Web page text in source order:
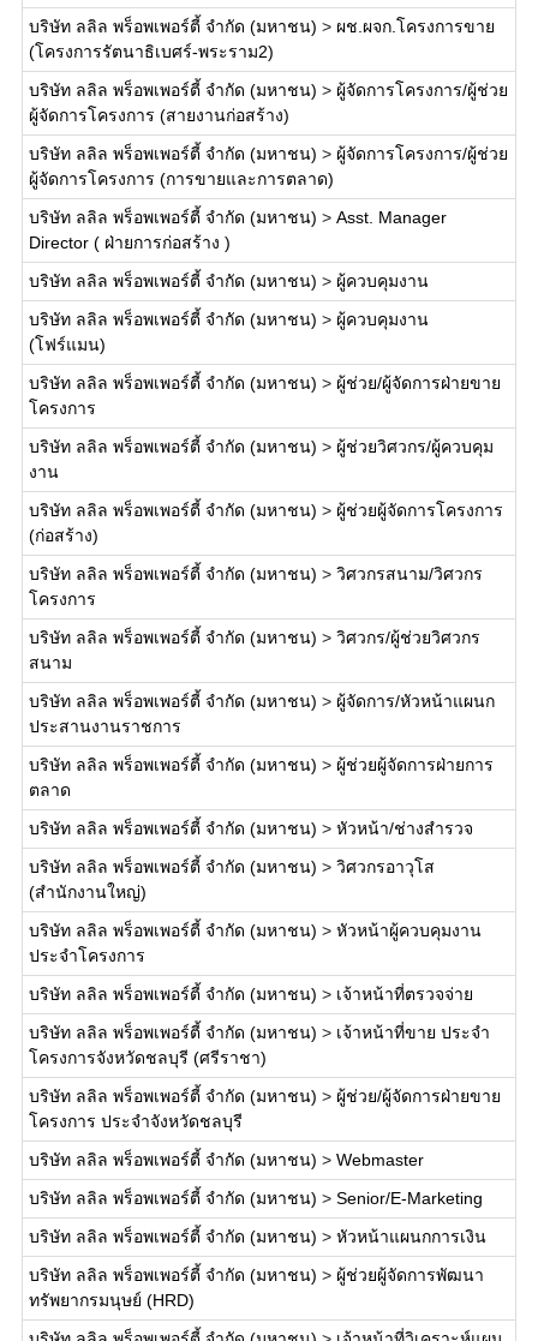
บริษัท ลลิล พร็อพเพอร์ตี้ จำกัด (มหาชน) > ผช.ผจก.โครงการขาย
(โครงการรัตนาธิเบศร์-พระราม2)
บริษัท ลลิล พร็อพเพอร์ตี้ จำกัด (มหาชน) > ผู้จัดการโครงการ/ผู้ช่วย
ผู้จัดการโครงการ (สายงานก่อสร้าง)
บริษัท ลลิล พร็อพเพอร์ตี้ จำกัด (มหาชน) > ผู้จัดการโครงการ/ผู้ช่วย
ผู้จัดการโครงการ (การขายและการตลาด)
บริษัท ลลิล พร็อพเพอร์ตี้ จำกัด (มหาชน) > Asst. Manager
Director ( ฝ่ายการก่อสร้าง )
บริษัท ลลิล พร็อพเพอร์ตี้ จำกัด (มหาชน) > ผู้ควบคุมงาน
บริษัท ลลิล พร็อพเพอร์ตี้ จำกัด (มหาชน) > ผู้ควบคุมงาน
(โฟร์แมน)
บริษัท ลลิล พร็อพเพอร์ตี้ จำกัด (มหาชน) > ผู้ช่วย/ผู้จัดการฝ่ายขาย
โครงการ
บริษัท ลลิล พร็อพเพอร์ตี้ จำกัด (มหาชน) > ผู้ช่วยวิศวกร/ผู้ควบคุม
งาน
บริษัท ลลิล พร็อพเพอร์ตี้ จำกัด (มหาชน) > ผู้ช่วยผู้จัดการโครงการ
(ก่อสร้าง)
บริษัท ลลิล พร็อพเพอร์ตี้ จำกัด (มหาชน) > วิศวกรสนาม/วิศวกร
โครงการ
บริษัท ลลิล พร็อพเพอร์ตี้ จำกัด (มหาชน) > วิศวกร/ผู้ช่วยวิศวกร
สนาม
บริษัท ลลิล พร็อพเพอร์ตี้ จำกัด (มหาชน) > ผู้จัดการ/หัวหน้าแผนก
ประสานงานราชการ
บริษัท ลลิล พร็อพเพอร์ตี้ จำกัด (มหาชน) > ผู้ช่วยผู้จัดการฝ่ายการ
ตลาด
บริษัท ลลิล พร็อพเพอร์ตี้ จำกัด (มหาชน) > หัวหน้า/ช่างสำรวจ
บริษัท ลลิล พร็อพเพอร์ตี้ จำกัด (มหาชน) > วิศวกรอาวุโส
(สำนักงานใหญ่)
บริษัท ลลิล พร็อพเพอร์ตี้ จำกัด (มหาชน) > หัวหน้าผู้ควบคุมงาน
ประจำโครงการ
บริษัท ลลิล พร็อพเพอร์ตี้ จำกัด (มหาชน) > เจ้าหน้าที่ตรวจจ่าย
บริษัท ลลิล พร็อพเพอร์ตี้ จำกัด (มหาชน) > เจ้าหน้าที่ขาย ประจำ
โครงการจังหวัดชลบุรี (ศรีราชา)
บริษัท ลลิล พร็อพเพอร์ตี้ จำกัด (มหาชน) > ผู้ช่วย/ผู้จัดการฝ่ายขาย
โครงการ ประจำจังหวัดชลบุรี
บริษัท ลลิล พร็อพเพอร์ตี้ จำกัด (มหาชน) > Webmaster
บริษัท ลลิล พร็อพเพอร์ตี้ จำกัด (มหาชน) > Senior/E-Marketing
บริษัท ลลิล พร็อพเพอร์ตี้ จำกัด (มหาชน) > หัวหน้าแผนกการเงิน
บริษัท ลลิล พร็อพเพอร์ตี้ จำกัด (มหาชน) > ผู้ช่วยผู้จัดการพัฒนา
ทรัพยากรมนุษย์ (HRD)